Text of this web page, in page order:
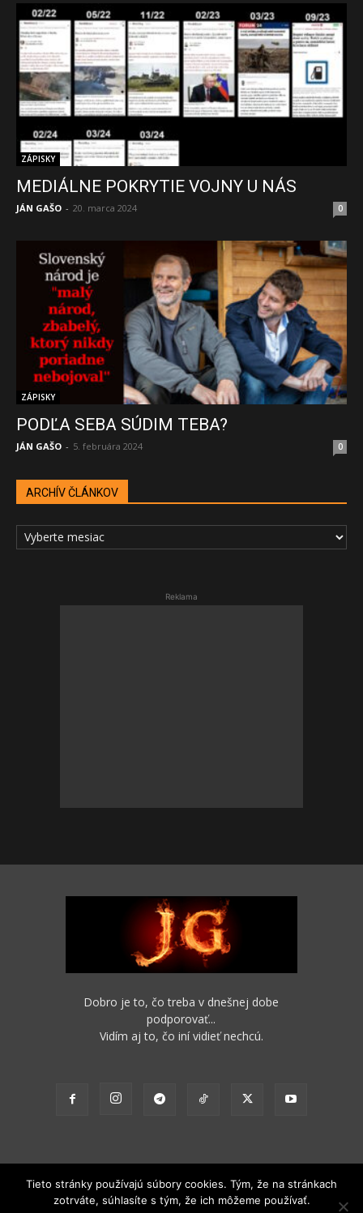
ZÁPISKY
MEDIÁLNE POKRYTIE VOJNY U NÁS
JÁN GAŠO - 20. marca 2024 0
ZÁPISKY
PODĽA SEBA SÚDIM TEBA?
JÁN GAŠO - 5. februára 2024 0
ARCHÍV ČLÁNKOV
ARCHÍV
ČLÁNKOV
Reklama
Dobro je to, čo treba v dnešnej dobe
podporovať...
Vidím aj to, čo iní vidieť nechcú.
Tieto stránky používajú súbory cookies. Tým, že na stránkach
zotrváte, súhlasíte s tým, že ich môžeme používať.